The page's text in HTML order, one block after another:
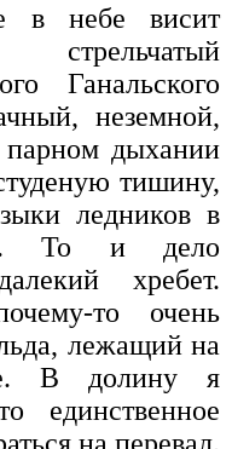
в небе висит
стрельчатый
Ганальского
неземной,
парном дыхании
тишину,
ледников в
То и дело
хребет.
то очень
лежащий на
В долину я
единственное
на перевал.